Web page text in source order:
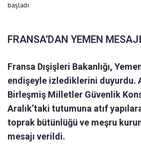
başladı
FRANSA’DAN YEMEN MESAJI
Fransa Dışişleri Bakanlığı,
endişeyle izlediklerini duyurdu.
Birleşmiş Milletler Güvenlik
Aralık’taki tutumuna atıf
toprak bütünlüğü ve meşru
mesajı verildi.